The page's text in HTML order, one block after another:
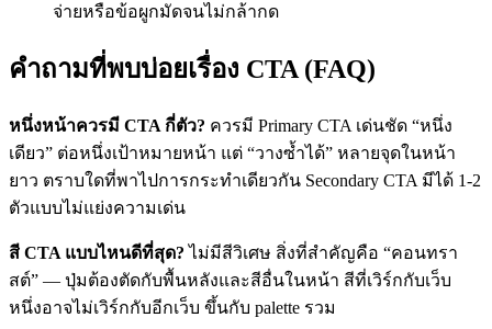
จ่ายหรือข้อผูกมัดจนไม่กล้ากด
คำถามที่พบบ่อยเรื่อง CTA (FAQ)
หนึ่งหน้าควรมี CTA กี่ตัว? ควรมี Primary CTA เด่นชัด “หนึ่ง
เดียว” ต่อหนึ่งเป้าหมายหน้า แต่ “วางซ้ำได้” หลายจุดในหน้า
ยาว ตราบใดที่พาไปการกระทำเดียวกัน Secondary CTA มีได้ 1-2
ตัวแบบไม่แย่งความเด่น
สี CTA แบบไหนดีที่สุด? ไม่มีสีวิเศษ สิ่งที่สำคัญคือ “คอนทรา
สต์” — ปุ่มต้องตัดกับพื้นหลังและสีอื่นในหน้า สีที่เวิร์กกับเว็บ
หนึ่งอาจไม่เวิร์กกับอีกเว็บ ขึ้นกับ palette รวม